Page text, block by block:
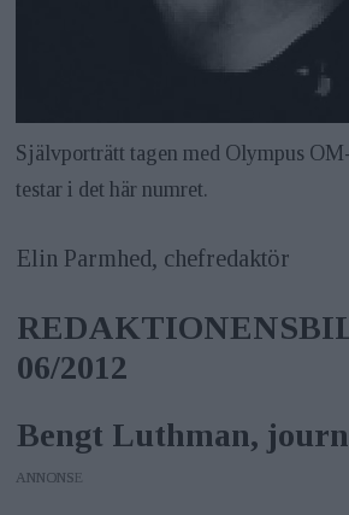
Självporträtt tagen med Olympus
testar i det här numret.
Elin Parmhed, chefredaktör
06/2012
Bengt Luthman,
ANNONS